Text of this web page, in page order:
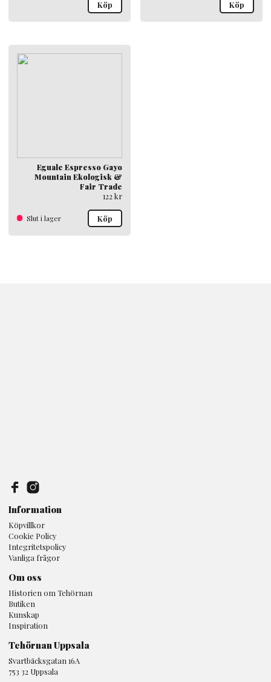
Köp Köp
Eguale Espresso Gayo
Mountain Ekologisk &
Fair Trade
122kr
Slut i lager Köp
Om oss
Historien om Tehörnan
Butiken
Kunskap
Inspiration
Information
Köpvillkor
Cookie Policy
Integritetspolicy
Vanliga frågor
Tehörnan Uppsala
Svartbäcksgatan 16A
753 32 Uppsala